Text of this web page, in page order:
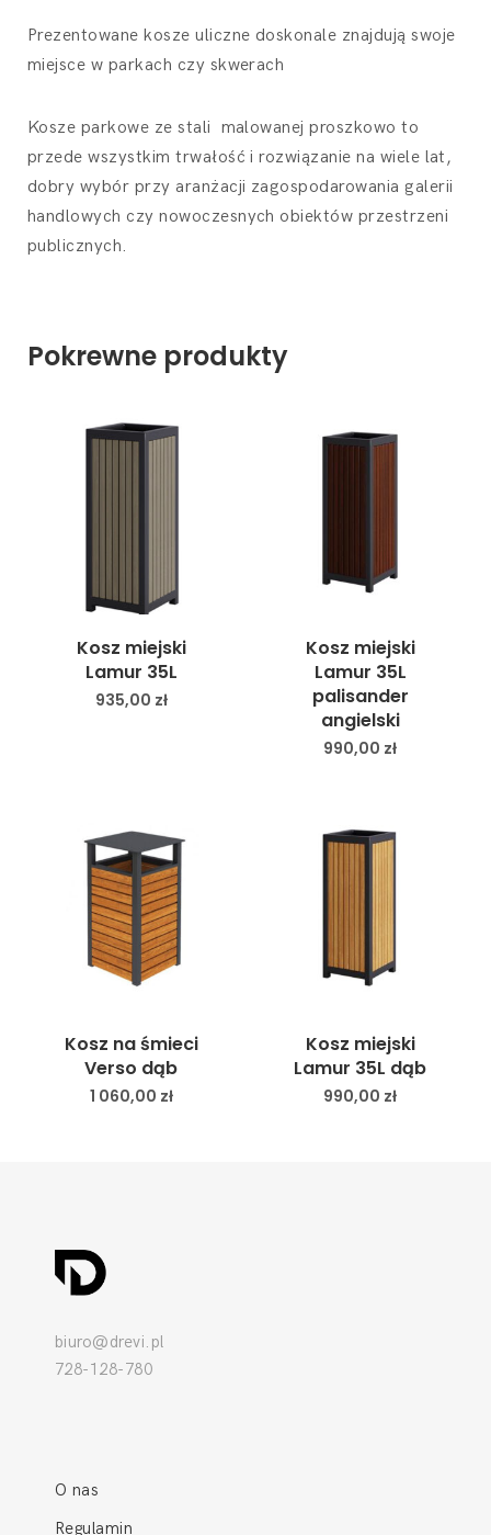
Prezentowane kosze uliczne doskonale znajdują swoje
miejsce w parkach czy skwerach
Kosze parkowe ze stali malowanej proszkowoto
przede wszystkim trwałość i rozwiązanie na wiele lat,
dobry wybór przy aranżacji zagospodarowania galerii
handlowych czy nowoczesnych obiektów przestrzeni
publicznych.
Pokrewne produkty
Kosz miejski
Lamur 35L
935,00 zł
Kosz miejski
Lamur 35L
palisander
angielski
990,00 zł
Kosz na śmieci
Verso dąb
1 060,00 zł
Kosz miejski
Lamur 35L dąb
990,00 zł
biuro@drevi.pl
728-128-780
O nas
Regulamin